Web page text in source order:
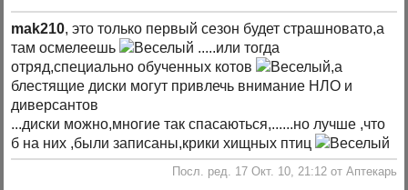
mak210, это только первый сезон будет страшновато,а
там осмелеешь
.....или тогда
отряд,специально обученных котов
,а
блестящие диски могут привлечь внимание НЛО и
диверсантов
...диски можно,многие так спасаються,......но лучше ,что
б на них ,были записаны,крики хищных птиц
Посл. ред. 17 Окт. 10, 21:12 от Аптекарь